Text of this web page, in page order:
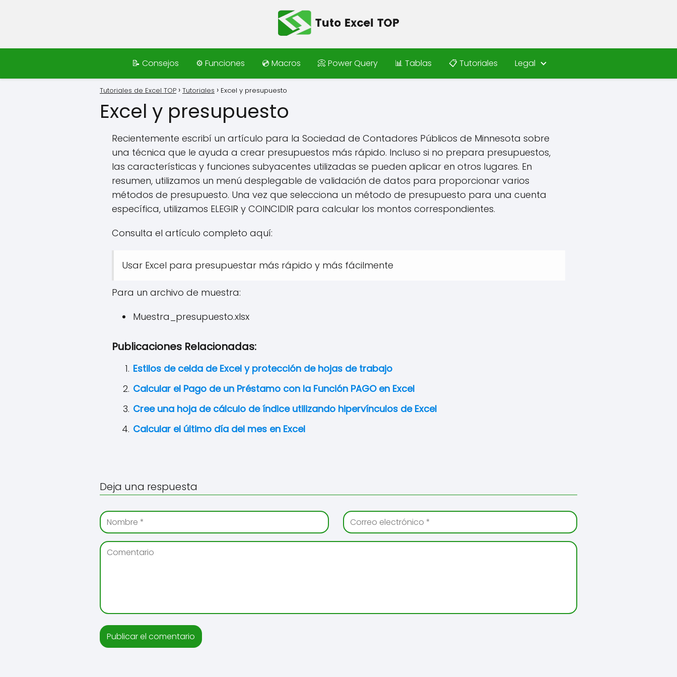
📝 Consejos ⚙️ Funciones 💿 Macros 📀 Power Query 📊 Tablas 📋 Tutoriales Legal
Tutoriales de Excel TOP Tutoriales Excel y presupuesto
Excel y presupuesto
Recientemente escribí un artículo para la Sociedad de Contadores Públicos de Minnesota sobre
una técnica que le ayuda a crear presupuestos más rápido. Incluso si no prepara presupuestos,
las características y funciones subyacentes utilizadas se pueden aplicar en otros lugares. En
resumen, utilizamos un menú desplegable de validación de datos para proporcionar varios
métodos de presupuesto. Una vez que selecciona un método de presupuesto para una cuenta
específica, utilizamos ELEGIR y COINCIDIR para calcular los montos correspondientes.
Consulta el artículo completo aquí:
Usar Excel para presupuestar más rápido y más fácilmente
Para un archivo de muestra:
Muestra_presupuesto.xlsx
Publicaciones Relacionadas:
Estilos de celda de Excel y protección de hojas de trabajo
Calcular el Pago de un Préstamo con la Función PAGO en Excel
Cree una hoja de cálculo de índice utilizando hipervínculos de Excel
Calcular el último día del mes en Excel
Deja una respuesta